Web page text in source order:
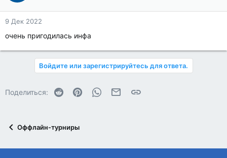
9 Дек 2022
очень пригодилась инфа
Войдите или зарегистрируйтесь для ответа.
Поделиться: Reddit PinterestWhatsAppЭлектронная почта
Ссылка
Оффлайн-турниры